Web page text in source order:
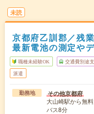
未読
京都府乙訓郡／残
最新電池の測定や
職種未経験OK 交通費別途
派遣
勤務地 その他京都府
大山崎駅から無
バス8分